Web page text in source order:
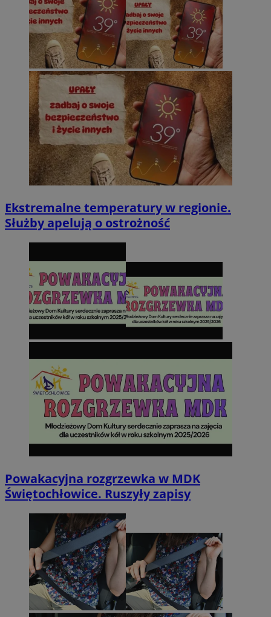
Ekstremalne temperatury w regionie.
Służby apelują o ostrożność
Powakacyjna rozgrzewka w MDK
Świętochłowice. Ruszyły zapisy